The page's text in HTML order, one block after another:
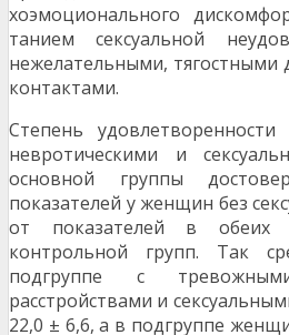
хоэмоционального
танием сексуальной
нежелательными,
контактами.
Степень
невротическими и
основной группы
показателей у женщин без
от показателей в обеих
контрольной групп. Так
подгруппе с
расстройствами и
22,0 ± 6,6, а в подгруппе